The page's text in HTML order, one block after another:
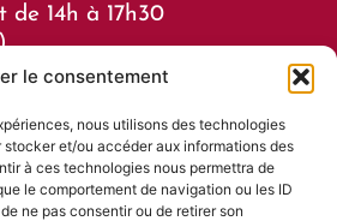
le consentement
nous utilisons des technologies
et/ou accéder aux informations des
à ces technologies nous permettra de
le comportement de navigation ou les ID
ne pas consentir ou de retirer son
de 14h à 17h30